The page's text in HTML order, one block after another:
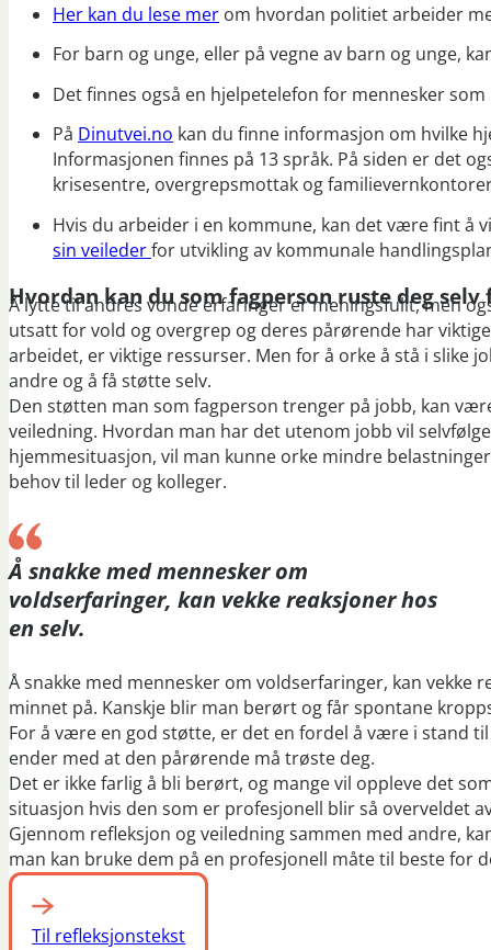
Her kan du lese mer om hvordan politiet arbeider
For barn og unge, eller på vegne av barn og unge,
Det finnes også en hjelpetelefon for mennesker
På Dinutvei.no kan du finne informasjon om hvilke
Informasjonen finnes på 13 språk. På siden er det
krisesentre, overgrepsmottak og
Hvis du arbeider i en kommune, kan det være fint å
sin veilederfor utvikling av kommunale
Hvordan kan du som fagperson ruste deg
Å lytte til andres vonde erfaringer er meningsfullt, men
utsatt for vold og overgrep og deres pårørende har
arbeidet, er viktige ressurser. Men for å orke å stå i slike
andre og å få støtte selv.
Den støtten man som fagperson trenger på jobb, kan
veiledning. Hvordan man har det utenom jobb vil
hjemmesituasjon, vil man kunne orke mindre
behov til leder og kolleger.
Å snakke med mennesker om
voldserfaringer, kan vekke reaksjoner hos
en selv.
Å snakke med mennesker om voldserfaringer, kan vekke
minnet på. Kanskje blir man berørt og får spontane
For å være en god støtte, er det en fordel å være i stand
ender med at den pårørende må trøste deg.
Det er ikke farlig å bli berørt, og mange vil oppleve det
situasjon hvis den som er profesjonell blir så overveldet
Gjennom refleksjon og veiledning sammen med andre,
man kan bruke dem på en profesjonell måte til beste for
Til refleksjonstekst